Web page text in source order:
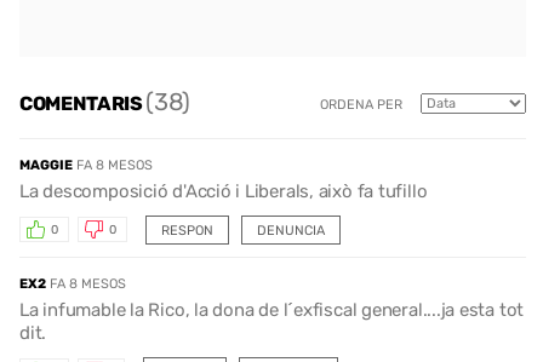
COMENTARIS(38) ORDENA PER
MAGGIE FA 8 MESOS
La descomposició d'Acció i Liberals, això fa tufillo
RESPON
0 0 DENUNCIA
EX2 FA 8 MESOS
La infumable la Rico, la dona de l´exfiscal general....ja esta tot
dit.